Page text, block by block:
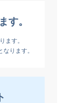
す。
ます。
ります。